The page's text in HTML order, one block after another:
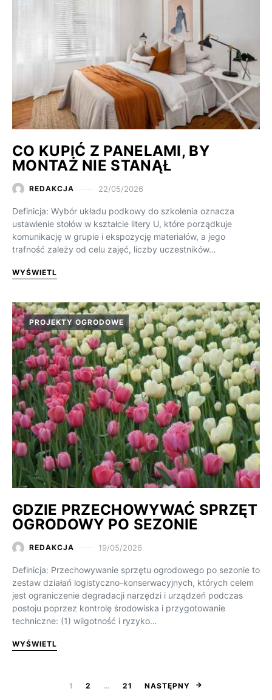
CO KUPIĆ Z PANELAMI, BY
MONTAŻ NIE STANĄŁ
REDAKCJA 22/05/2026
Definicja: Wybór układu podkowy do szkolenia oznacza
ustawienie stołów w kształcie litery U, które porządkuje
komunikację w grupie i ekspozycję materiałów, a jego
trafność zależy od celu zajęć, liczby uczestników…
WYŚWIETL
PROJEKTY OGRODOWE
GDZIE PRZECHOWYWAĆ SPRZĘT
OGRODOWY PO SEZONIE
REDAKCJA 19/05/2026
Definicja: Przechowywanie sprzętu ogrodowego po sezonie to
zestaw działań logistyczno-konserwacyjnych, których celem
jest ograniczenie degradacji narzędzi i urządzeń podczas
postoju poprzez kontrolę środowiska i przygotowanie
techniczne: (1) wilgotność i ryzyko…
WYŚWIETL
NAWIGACJA
1 2 … 21 NASTĘPNY